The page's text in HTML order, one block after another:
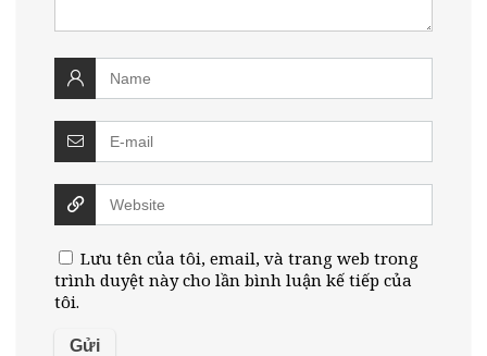
Lưu tên của tôi, email, và trang web trong
trình duyệt này cho lần bình luận kế tiếp của
tôi.